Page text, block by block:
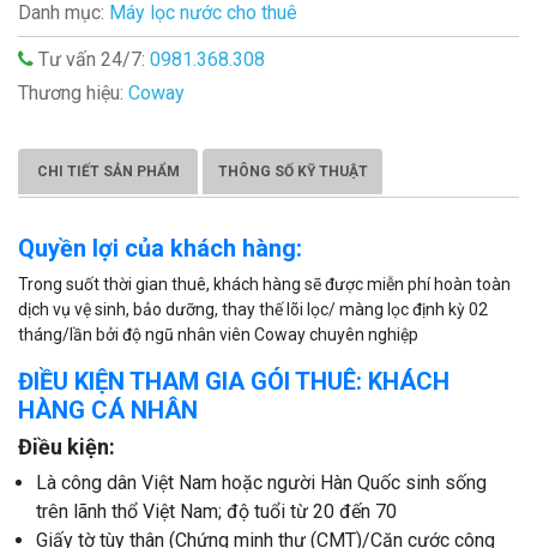
Danh mục: Máy lọc nước cho thuê
Tư vấn 24/7: 0981.368.308
Thương hiệu: Coway
CHI TIẾT SẢN PHẨM THÔNG SỐ KỸ THUẬT
Quyền lợi của khách hàng:
Trong suốt thời gian thuê, khách hàng sẽ được miễn phí hoàn toàn
dịch vụ vệ sinh, bảo dưỡng, thay thế lõi lọc/ màng lọc định kỳ 02
tháng/lần bởi độ ngũ nhân viên Coway chuyên nghiệp
ĐIỀU KIỆN THAM GIA GÓI THUÊ: KHÁCH
HÀNG CÁ NHÂN
Điều kiện:
Là công dân Việt Nam hoặc người Hàn Quốc sinh sống
trên lãnh thổ Việt Nam; độ tuổi từ 20 đến 70
Giấy tờ tùy thân (Chứng minh thư (CMT)/Căn cước công